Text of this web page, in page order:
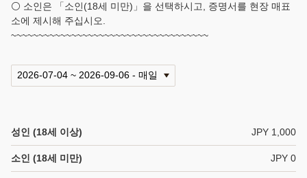
⚪ 소인은 「소인(18세 미만)」을 선택하시고, 증명서를 현장 매표
소에 제시해 주십시오.
~~~~~~~~~~~~~~~~~~~~~~~~~~~~~~~~~~~~
성인 (18세 이상) JPY 1,000
소인 (18세 미만) JPY 0